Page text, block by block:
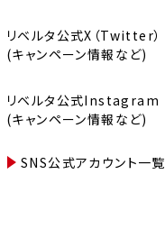
リベルタ公式X（Twitter）
(キャンペーン情報など)
リベルタ公式Instagram
(キャンペーン情報など)
SNS公式アカウント一覧